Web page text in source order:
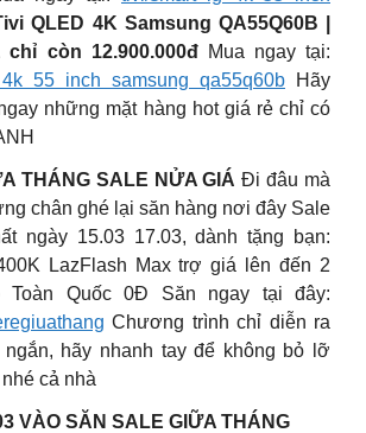
QLED 4K Samsung QA55Q60B |
chỉ còn 12.900.000đMua ngay tại:
55 inch samsung qa55q60b Hãy
những mặt hàng hot giá rẻ chỉ có
THÁNG SALE NỬA GIÁĐi đâu mà
chân ghé lại săn hàng nơi đây Sale
ngày 15.03 17.03, dành tặng bạn:
LazFlash Max trợ giá lên đến 2
Toàn Quốc 0Đ Săn ngay tại đây:
Chương trình chỉ diễn ra
hãy nhanh tay để không bỏ lỡ
cả nhà
VÀO SĂN SALE GIỮA THÁNG